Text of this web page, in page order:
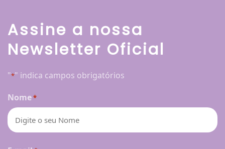
Assine a nossa
Newsletter Oficial
"*" indica campos obrigatórios
Nome*